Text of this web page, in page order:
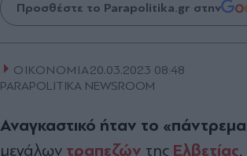
Προσθέστε το Parapolitika.gr στην
ΟΙΚΟΝΟΜΙΑ20.03.2023 08:48
PARAPOLITIKA NEWSROOM
Αναγκαστικό ήταν το
μεγάλων τραπεζών της Ελβετίας,